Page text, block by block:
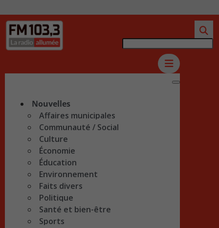
Nouvelles
Affaires municipales
Communauté / Social
Culture
Économie
Éducation
Environnement
Faits divers
Politique
Santé et bien-être
Sports